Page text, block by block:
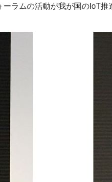
ラムの活動が我が国のIoT